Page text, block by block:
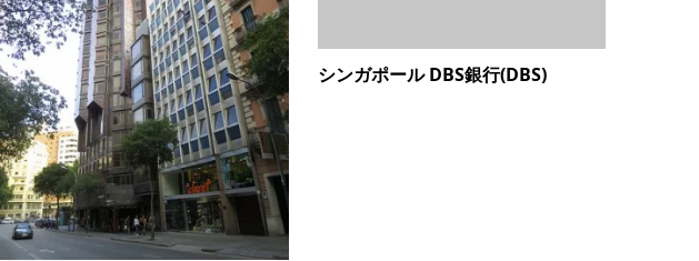
シンガポール DBS銀行(DBS)